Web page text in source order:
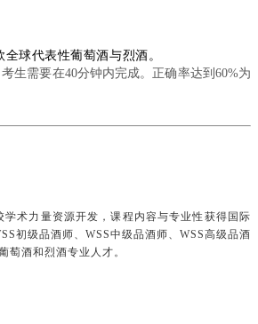
球代表性葡萄酒与烈酒。
生需要在40分钟内完成。正确率达到60%为
术力量资源开发，课程内容与专业性获得国际
初级品酒师、WSS中级品酒师、WSS高级品酒
萄酒和烈酒专业人才。